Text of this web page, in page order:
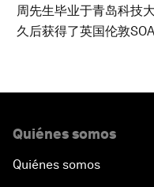
周先生毕业于青岛科技
久后获得了英国伦敦
Quiénes somos
Quiénes somos